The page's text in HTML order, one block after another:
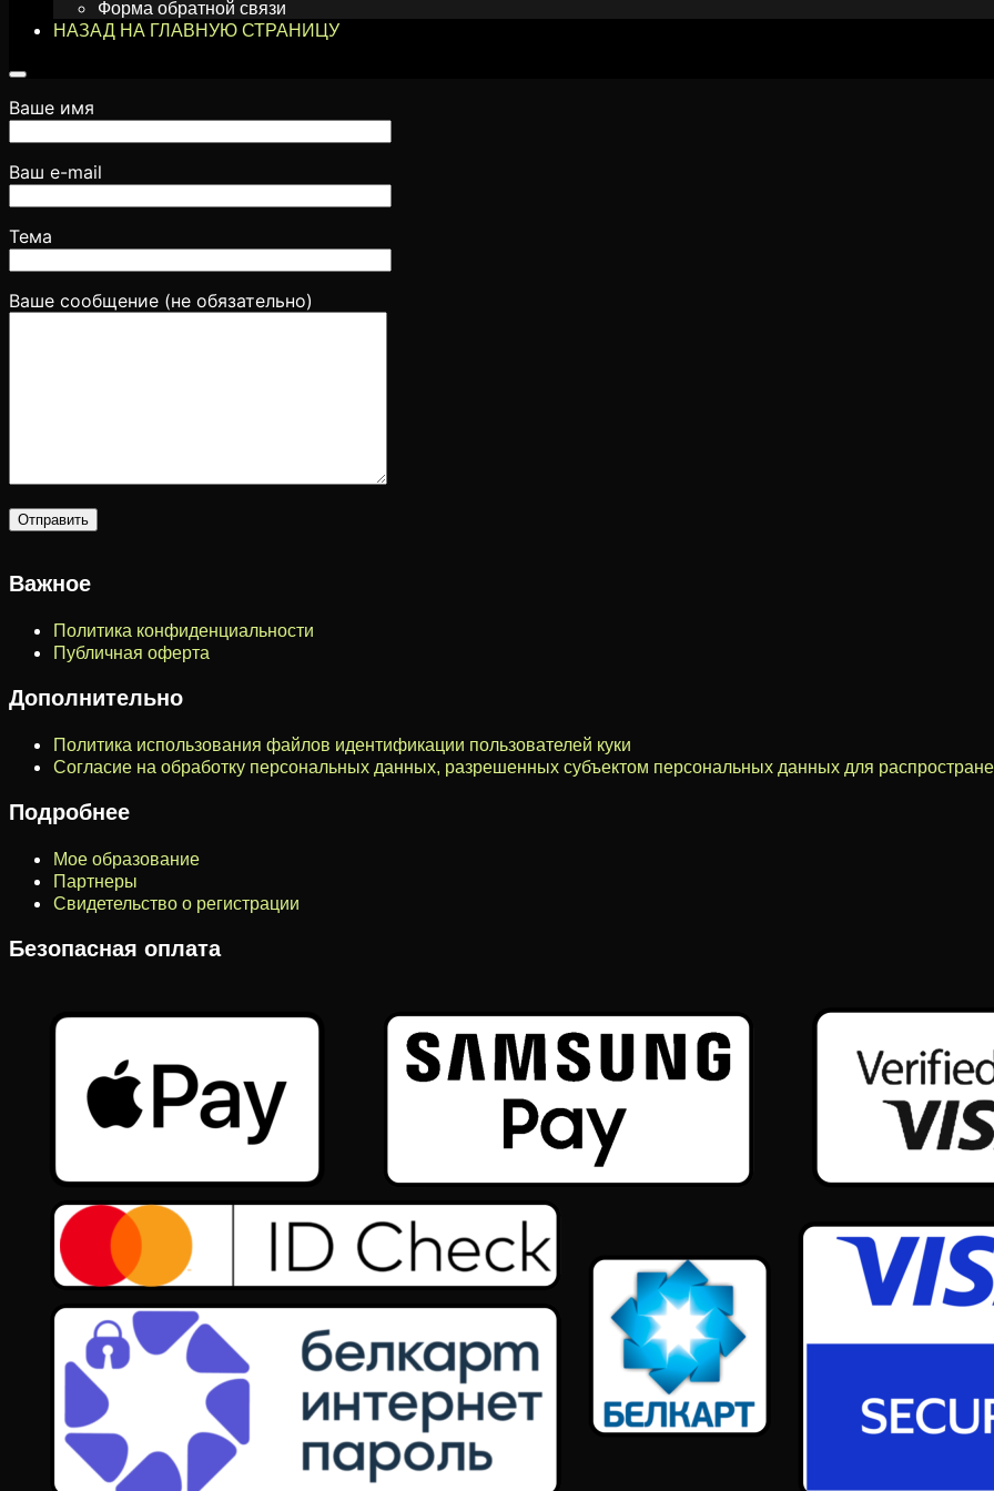
Форма обратной связи
НАЗАД НА ГЛАВНУЮ СТРАНИЦУ
Ваше имя
Ваш e-mail
Тема
Ваше сообщение (не обязательно)
Важное
Политика конфиденциальности
Публичная оферта
Дополнительно
Политика использования файлов идентификации пользователей куки
Согласие на обработку персональных данных, разрешенных субъектом персональных данных для
Подробнее
Мое образование
Партнеры
Свидетельство о регистрации
Безопасная оплата